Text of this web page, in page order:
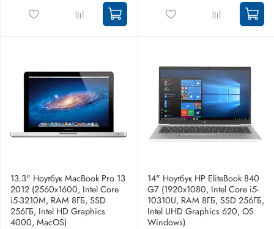
13.3" Ноутбук MacBook Pro 13
2012 (2560x1600, Intel Core
i5-3210M, RAM 8ГБ, SSD
256ГБ, Intel HD Graphics
4000, MacOS)
14" Ноутбук HP EliteBook 840
G7 (1920x1080, Intel Core i5-
10310U, RAM 8ГБ, SSD 256ГБ,
Intel UHD Graphics 620, OS
Windows)